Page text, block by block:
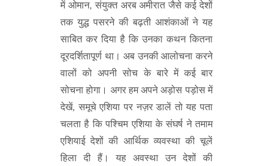
में ओमान, संयुक्त अरब अमीरात जैसे कई देशों
तक युद्ध पसरने की बढ़ती आशंकाओं ने यह
साबित कर दिया है कि उनका कथन कितना
दूरदर्शितापूर्ण था। अब उनकी आलोचना करने
वालों को अपनी सोच के बारे में कई बार
सोचना होगा। अगर हम अपने अड़ोस पड़ोस में
देखें, समूचे एशिया पर नज़र डालें तो यह पता
चलता है कि पश्चिम एशिया के संघर्ष ने तमाम
एशियाई देशों की आर्थिक व्यवस्था की चूलें
हिला दी हैं। यह अवस्था उन देशों की